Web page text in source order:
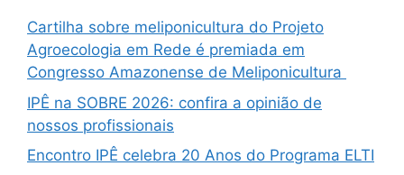
Cartilha sobre meliponicultura do Projeto
Agroecologia em Rede é premiada em
Congresso Amazonense de Meliponicultura
IPÊ na SOBRE 2026: confira a opinião de
nossos profissionais
Encontro IPÊ celebra 20 Anos do Programa ELTI